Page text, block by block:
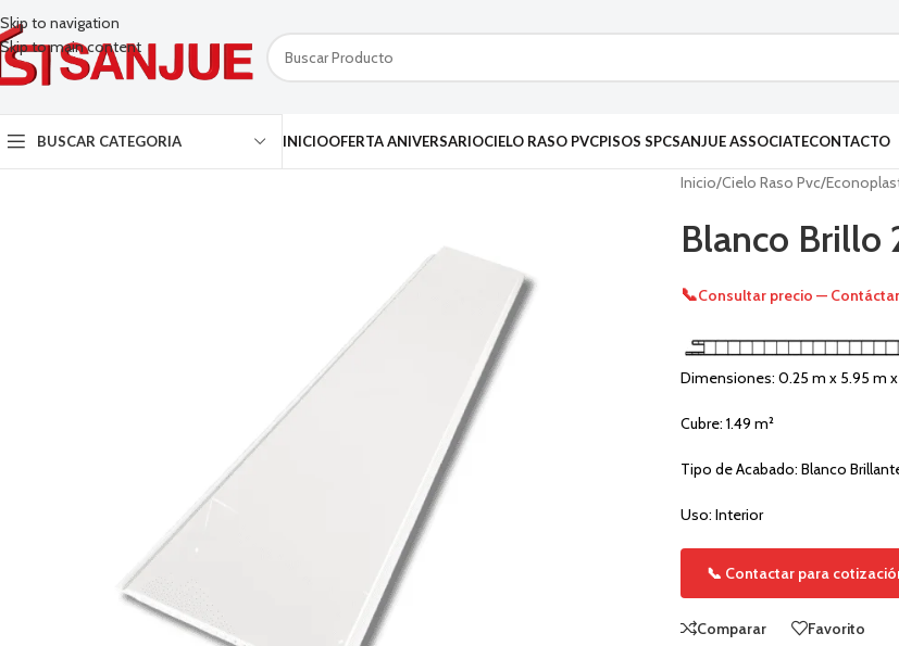
Skip to navigation
Skip to main content
BUSCAR CATEGORIA INICIOOFERTA ANIVERSARIOCIELO RASO PVCPISOS SPCSANJUE ASSOCIATECONTACTO
Inicio/Cielo Raso Pvc/
Blanco Brillo
📞Consultar precio —
Dimensiones: 0.25 m x 5.95 m
Cubre: 1.49 m²
Tipo de Acabado: Blanco
Uso: Interior
📞 Contactar para
Comparar Favorito